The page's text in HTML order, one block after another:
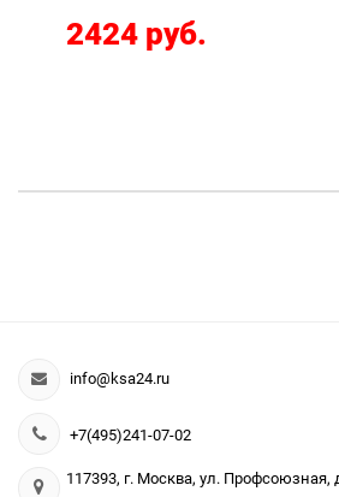
2424 руб.
info@ksa24.ru
+7(495)241-07-02
117393, г. Москва, ул. Профсоюзная,